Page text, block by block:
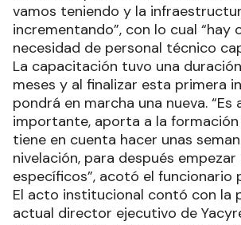
vamos teniendo y la
incrementando”, con lo cual “hay
necesidad de personal técnico
La capacitación tuvo una
meses y al finalizar esta primera
pondrá en marcha una nueva. “Es
importante, aporta a la
tiene en cuenta hacer unas
nivelación, para después
específicos”, acotó el funcionario
El acto institucional contó con la
actual director ejecutivo de